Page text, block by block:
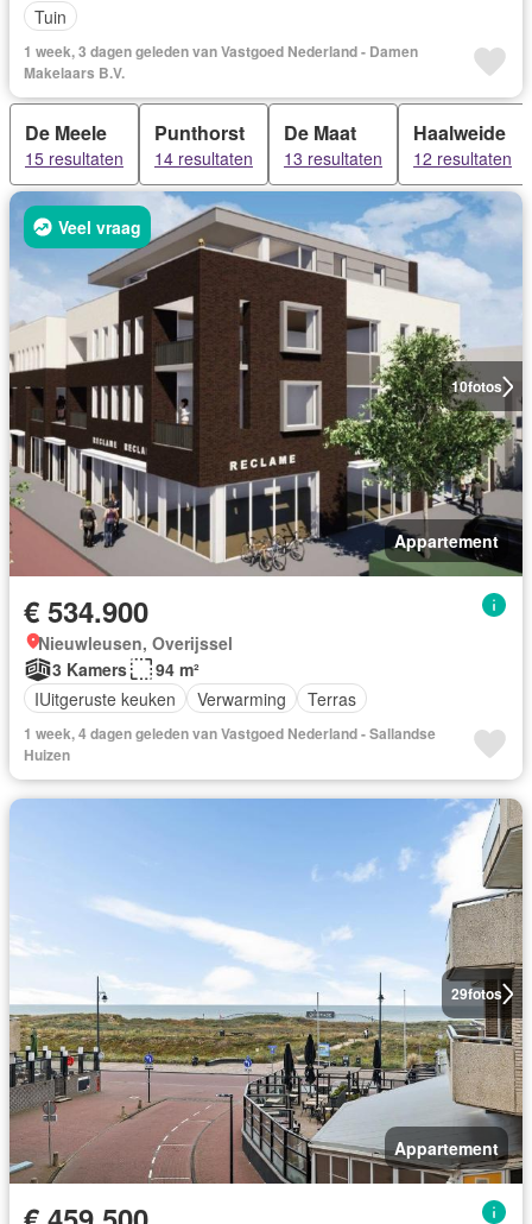
Tuin
1 week, 3 dagen geleden van Vastgoed Nederland - Damen
Makelaars B.V.
De Meele
15 resultaten
Punthorst
14 resultaten
De Maat
13 resultaten
Haalweide
12 resultaten
10fotos
Veel vraag
Appartement
€ 534.900
Nieuwleusen, Overijssel
3 Kamers
94 m²
IUitgeruste keuken
Verwarming Terras
1 week, 4 dagen geleden van Vastgoed Nederland - Sallandse
Huizen
29fotos
Appartement